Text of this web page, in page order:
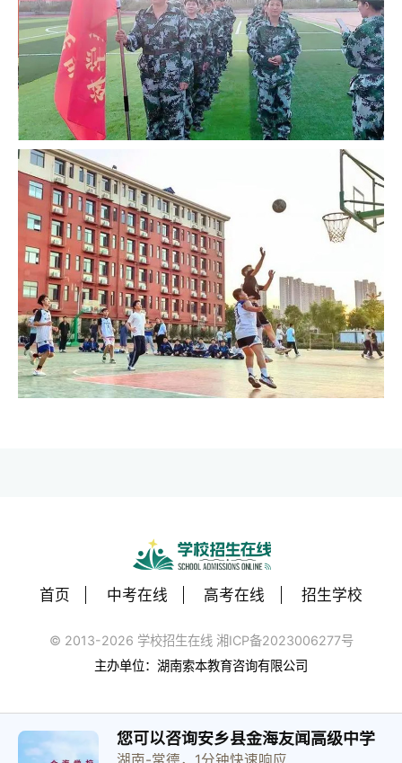
首页 中考在线 高考在线 招生学校
© 2013-2026 学校招生在线 湘ICP备2023006277号
主办单位：湖南索本教育咨询有限公司
您可以咨询安乡县金海友闻高级中学